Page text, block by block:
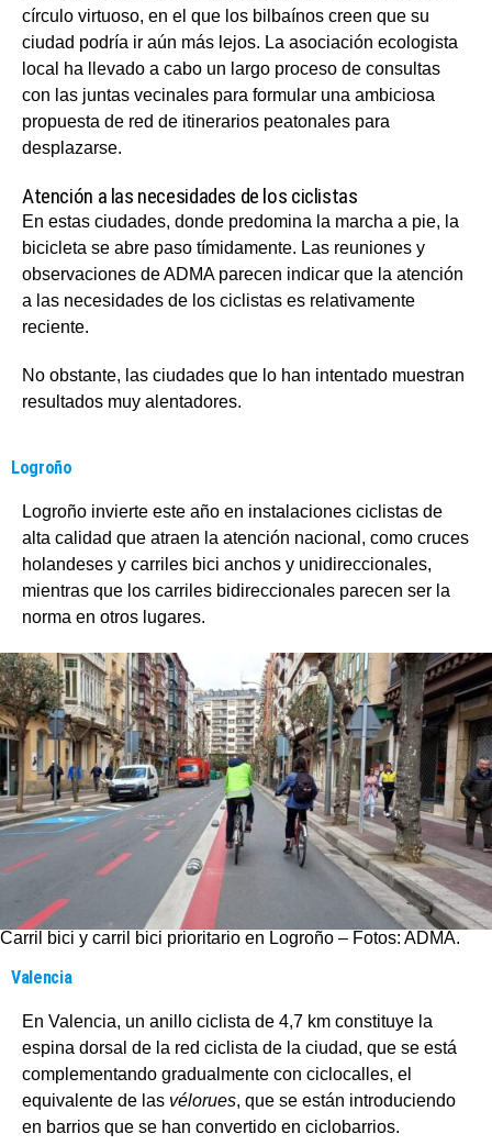
círculo virtuoso, en el que los bilbaínos creen que su
ciudad podría ir aún más lejos. La asociación ecologista
local ha llevado a cabo un largo proceso de consultas
con las juntas vecinales para formular una ambiciosa
propuesta de red de itinerarios peatonales para
desplazarse.
Atención a las necesidades de los ciclistas
En estas ciudades, donde predomina la marcha a pie, la
bicicleta se abre paso tímidamente. Las reuniones y
observaciones de ADMA parecen indicar que la atención
a las necesidades de los ciclistas es relativamente
reciente.
No obstante, las ciudades que lo han intentado muestran
resultados muy alentadores.
Logroño
Logroño invierte este año en instalaciones ciclistas de
alta calidad que atraen la atención nacional, como cruces
holandeses y carriles bici anchos y unidireccionales,
mientras que los carriles bidireccionales parecen ser la
norma en otros lugares.
Carril bici y carril bici prioritario en Logroño – Fotos: ADMA.
Valencia
En Valencia, un anillo ciclista de 4,7 km constituye la
espina dorsal de la red ciclista de la ciudad, que se está
complementando gradualmente con ciclocalles, el
equivalente de las vélorues, que se están introduciendo
en barrios que se han convertido en ciclobarrios.